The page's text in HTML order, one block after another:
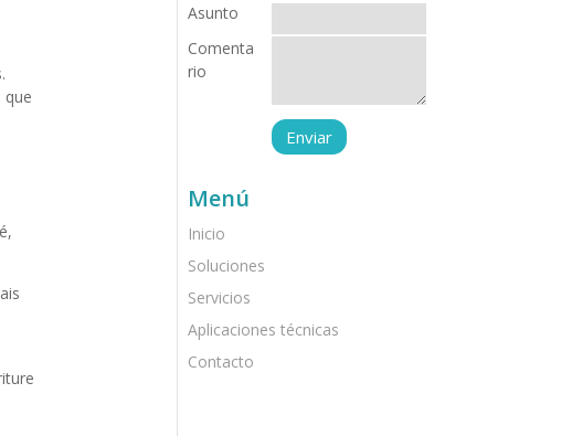
que
Asunto
Comenta
rio
Menú
Inicio
Soluciones
Servicios
Aplicaciones técnicas
Contacto